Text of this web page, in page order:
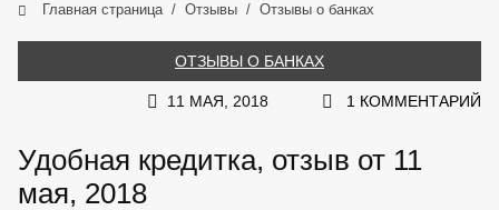
Главная страница Отзывы Отзывы о банках
ОТЗЫВЫ О БАНКАХ
11 МАЯ, 2018 1 КОММЕНТАРИЙ
Удобная кредитка, отзыв от 11
мая, 2018